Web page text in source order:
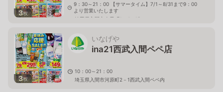
3枚
9：30～21：00 【サマータイム】7/1～8/31まで9：00
より営業いたします
埼玉県入間市春日町1－4－15
3枚
いなげや
ina21西武入間ペペ店
10：00～21：00
埼玉県入間市河原町2－1西武入間ペペ内